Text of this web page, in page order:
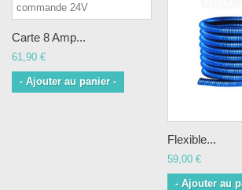
Carte 8 Amp...
61,90 €
- Ajouter au panier -
Flexible...
59,00 €
- Ajouter au